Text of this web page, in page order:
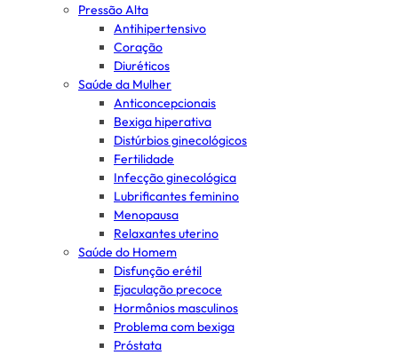
Pressão Alta
Antihipertensivo
Coração
Diuréticos
Saúde da Mulher
Anticoncepcionais
Bexiga hiperativa
Distúrbios ginecológicos
Fertilidade
Infecção ginecológica
Lubrificantes feminino
Menopausa
Relaxantes uterino
Saúde do Homem
Disfunção erétil
Ejaculação precoce
Hormônios masculinos
Problema com bexiga
Próstata